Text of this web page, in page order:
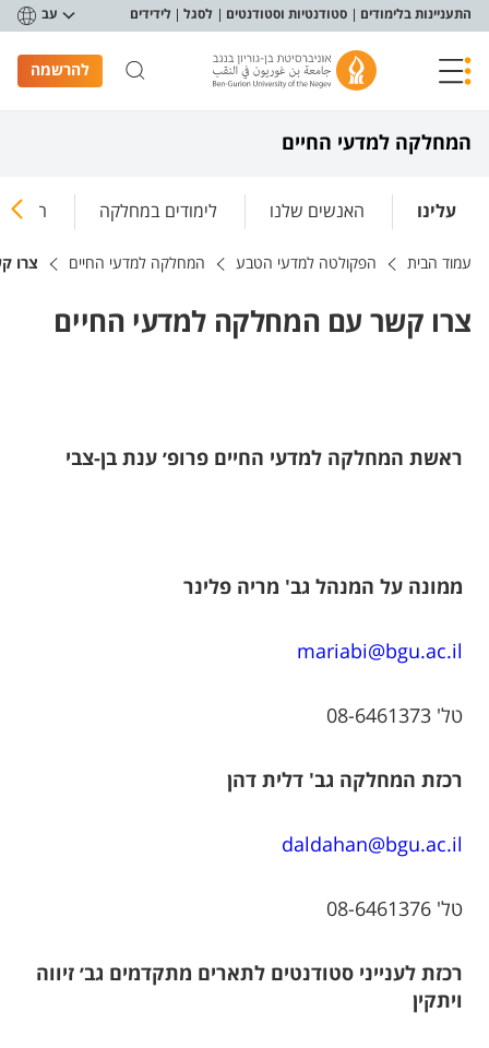
תפריט נגישות
התעניינות בלימודים סטודנטיות וסטודנטים לסגל לידידים עב
להרשמה
המחלקה למדעי החיים
עלינו האנשים שלנו לימודים במחלקה
עמוד הבית הפקולטה למדעי הטבע המחלקה למדעי החיים צרו
צרו קשר עם המחלקה למדעי החיים
ראשת המחלקה למדעי החיים פרופ׳ ענת בן-צבי
ממונה על המנהל גב' מריה פלינר
mariabi@bgu.ac.il
טל' 08-6461373
רכזת המחלקה גב' דלית דהן
daldahan@bgu.ac.il
טל' 08-6461376
רכזת לענייני סטודנטים לתארים מתקדמים גב׳ זיווה
ויתקין